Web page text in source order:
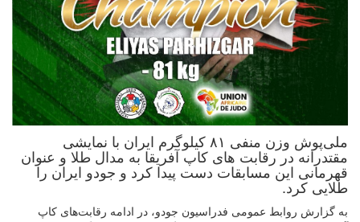
ملی‌پوش وزن منفی ۸۱ کیلوگرم ایران با نمایشی
مقتدرانه در رقابت های کاپ آفریقا به مدال طلا و عنوان
قهرمانی این مسابقات دست پیدا کرد و جودو ایران را
طلایی کرد.
به گزارش روابط عمومی فدراسیون جودو، در ادامه رقابت‌های کاپ